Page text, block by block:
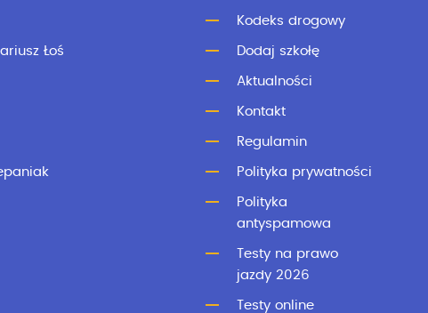
Łoś
Kodeks drogowy
Dodaj szkołę
Aktualności
Kontakt
Regulamin
Polityka prywatności
Polityka
antyspamowa
Testy na prawo
jazdy 2026
Testy online